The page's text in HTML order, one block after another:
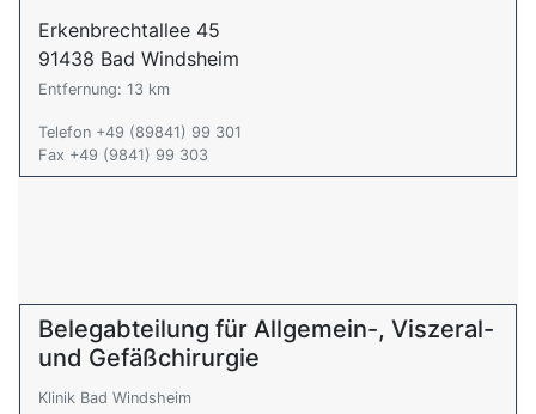
Erkenbrechtallee 45
91438 Bad Windsheim
Entfernung: 13 km
Telefon +49 (89841) 99 301
Fax +49 (9841) 99 303
Belegabteilung für Allgemein-, Viszeral-
und Gefäßchirurgie
Klinik Bad Windsheim